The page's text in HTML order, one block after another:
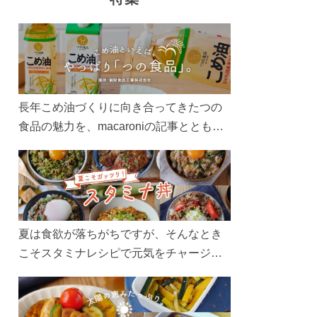
長年こめ油づくりに向き合ってきたつの
食品の魅力を、macaroniの記事とともに
ん、製造現場や品質へのこだわりまで。
こめ油をもっと好きになるコンテンツを
ぜひお楽しみください。
夏は食欲が落ちがちですが、そんなとき
こそスタミナレシピで元気をチャージ！
リ食べて、夏バテを吹き飛ばしましょ
う！